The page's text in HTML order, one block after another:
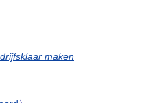
maken